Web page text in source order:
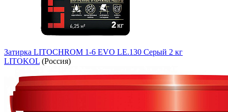
Затирка LITOCHROM 1-6 EVO LE.130 Серый 2 кг
LITOKOL (Россия)